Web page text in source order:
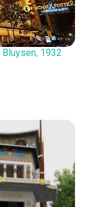
Bluysen, 1932